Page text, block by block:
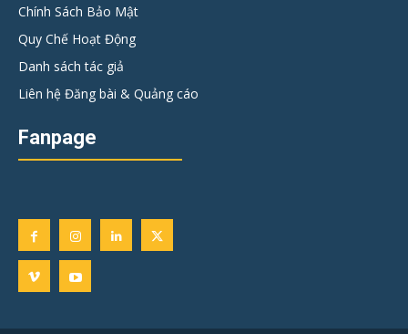
Chính Sách Bảo Mật
Quy Chế Hoạt Động
Danh sách tác giả
Liên hệ Đăng bài & Quảng cáo
Fanpage